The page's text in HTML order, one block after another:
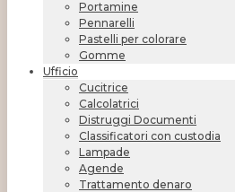
Portamine
Pennarelli
Pastelli per colorare
Gomme
Ufficio
Cucitrice
Calcolatrici
Distruggi Documenti
Classificatori con custodia
Lampade
Agende
Trattamento denaro